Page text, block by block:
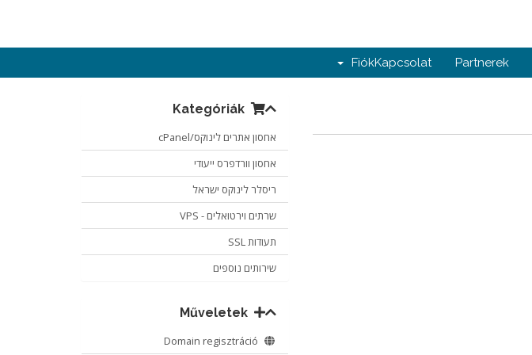
Partnerek
Kapcsolat
Fiók
Kategóriák
אחסון אתרים לינוקס/cPanel
אחסון וורדפרס ייעודי
ריסלר לינוקס ישראל
שרתים וירטואלים - VPS
תעודות SSL
שירותים נוספים
Műveletek